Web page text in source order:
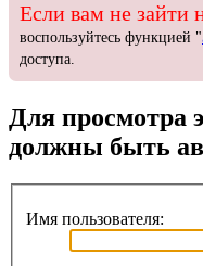
Если вам не зайти
воспользуйтесь функцией "
доступа.
Для просмотра
должны быть
Имя пользователя: